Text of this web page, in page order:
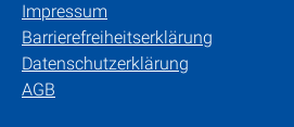
Impressum
Barrierefreiheitserklärung
Datenschutzerklärung
AGB